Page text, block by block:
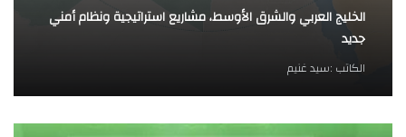
الخليج العربي والشرق الأوسط، مشاريع استراتيجية ونظام أمني
جديد
الكاتب :سيد غنيم